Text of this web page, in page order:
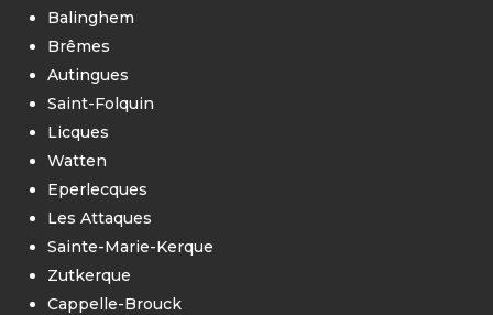
Balinghem
Brêmes
Autingues
Saint-Folquin
Licques
Watten
Eperlecques
Les Attaques
Sainte-Marie-Kerque
Zutkerque
Cappelle-Brouck